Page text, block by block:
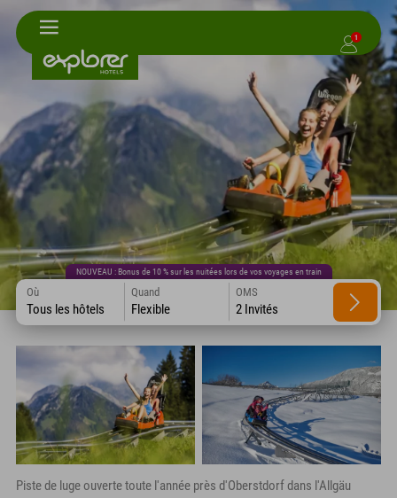
1
NOUVEAU : Bonus de 10 % sur les nuitées lors de vos voyages en train
Où
Tous les hôtels
Quand
Flexible
OMS
2 Invités
Piste de luge ouverte toute l'année près d'Oberstdorf dans l'Allgäu